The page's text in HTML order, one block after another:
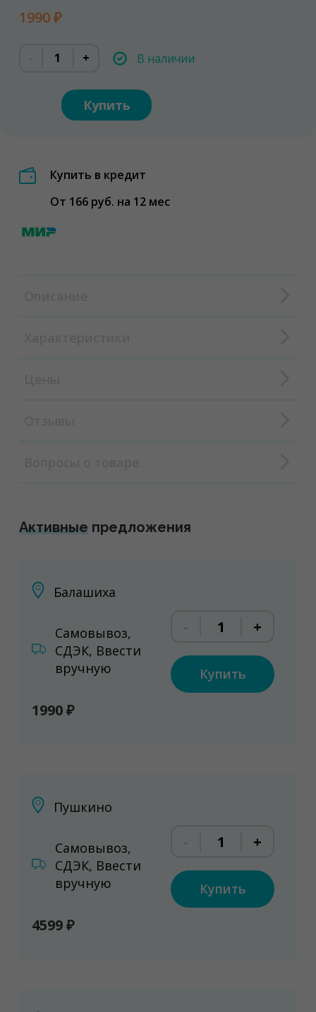
1990 ₽
+ В наличии
Купить
Купить в кредит
От 166 руб. на 12 мес
Активные предложения
Балашиха
Самовывоз,
СДЭК, Ввести
вручную
1990 ₽
+
Купить
Пушкино
Самовывоз,
СДЭК, Ввести
вручную
4599 ₽
+
Купить